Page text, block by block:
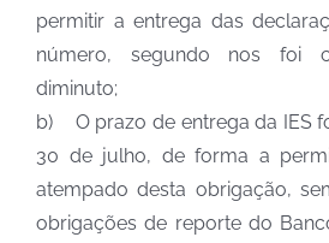
permitir a entrega das
número, segundo nos foi
diminuto;
b)
O prazo de entrega da IES
30 de julho, de forma a
atempado desta obrigação,
obrigações de reporte do